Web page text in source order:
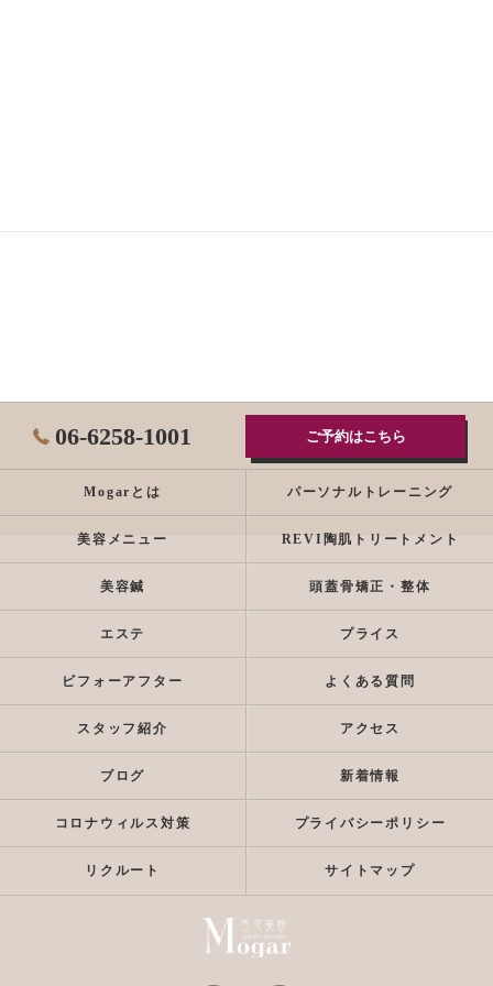
06-6258-1001 ご予約はこちら
Mogarとは パーソナルトレーニング
美容メニュー REVI陶肌トリートメント
美容鍼 頭蓋骨矯正・整体
エステ プライス
ビフォーアフター よくある質問
スタッフ紹介 アクセス
ブログ 新着情報
コロナウィルス対策 プライバシーポリシー
リクルート サイトマップ